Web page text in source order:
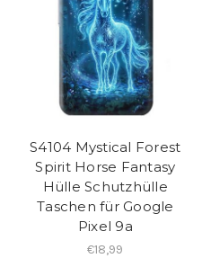
S4104 Mystical Forest
Spirit Horse Fantasy
Hülle Schutzhülle
Taschen für Google
Pixel 9a
€18,99